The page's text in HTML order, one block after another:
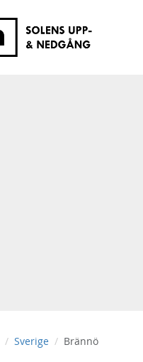
Sverige Brännö